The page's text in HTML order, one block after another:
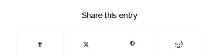
Share this entry